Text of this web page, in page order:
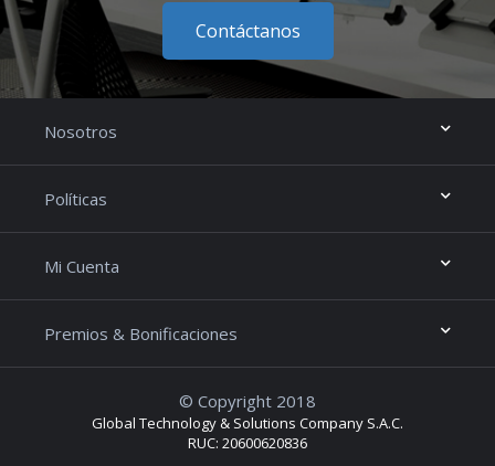
Contáctanos
Nosotros
Políticas
Mi Cuenta
Premios & Bonificaciones
© Copyright 2018
Global Technology & Solutions Company S.A.C.
RUC: 20600620836